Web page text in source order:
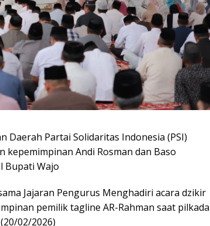
Daerah Partai Solidaritas Indonesia (PSI)
Andi Rosman dan Baso
Bupati Wajo
Jajaran Pengurus Menghadiri acara dzikir
pemilik tagline AR-Rahman saat pilkada
02/2026)